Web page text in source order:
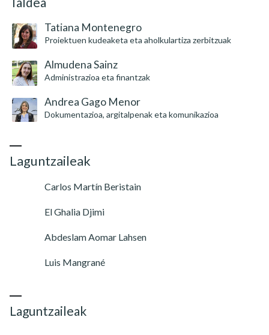
Tatiana Montenegro
Proiektuen kudeaketa eta aholkulartiza zerbitzuak
Almudena Sainz
Administrazioa eta finantzak
Andrea Gago Menor
Dokumentazioa, argitalpenak eta komunikazioa
Laguntzaileak
Carlos Martín Beristain
El Ghalia Djimi
Abdeslam Aomar Lahsen
Luis Mangrané
Laguntzaileak